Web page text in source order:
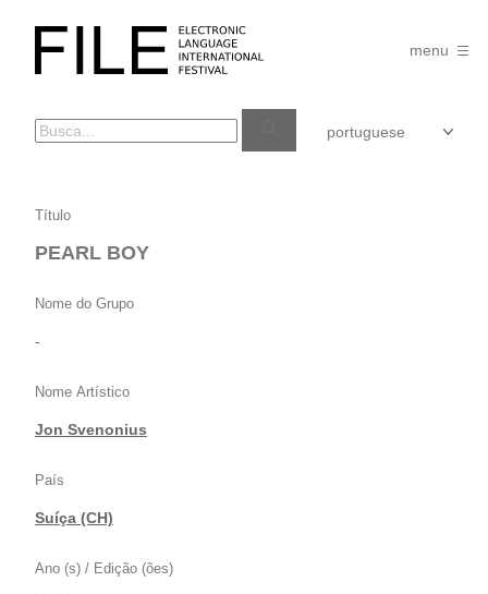
FILE
FESTIVAL
menu
PEARL
BOY
Título
PEARL BOY
Nome do Grupo
-
Nome Artístico
Jon Svenonius
País
Suíça (CH)
Ano (s) / Edição (ões)